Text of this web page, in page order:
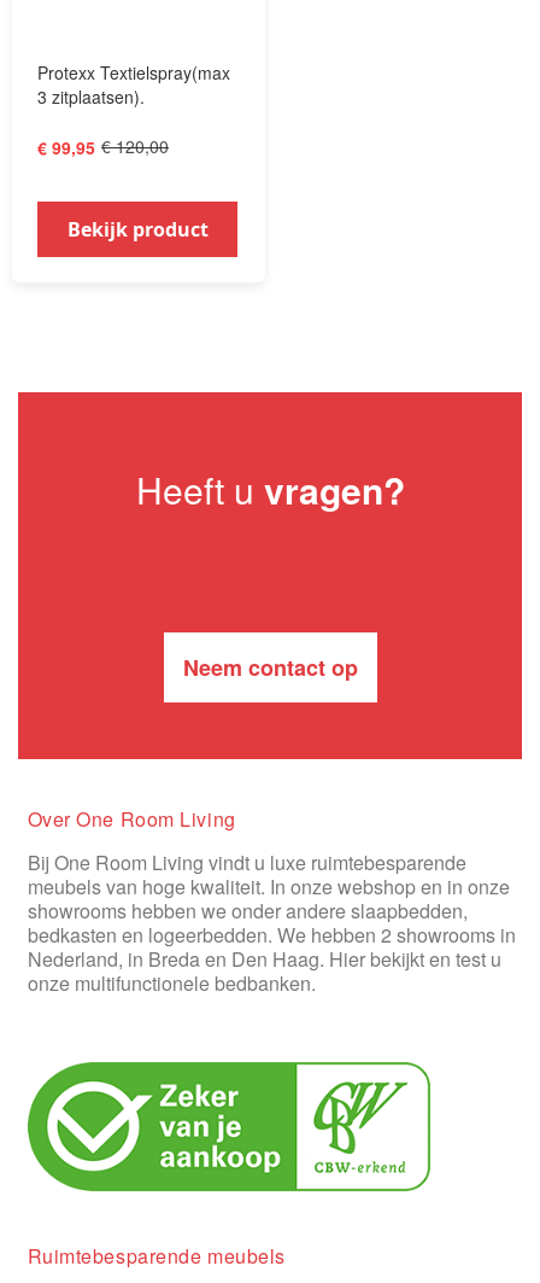
Protexx Textielspray(max
3 zitplaatsen).
€ 99,95 € 120,00
Bekijk product
Heeft u vragen?
Neem contact op
Over One Room Living
Bij One Room Living vindt u luxe ruimtebesparende
meubels van hoge kwaliteit. In onze webshop en in onze
showrooms hebben we onder andere slaapbedden,
bedkasten en logeerbedden. We hebben 2 showrooms in
Nederland, in Breda en Den Haag. Hier bekijkt en test u
onze multifunctionele bedbanken.
Ruimtebesparende meubels